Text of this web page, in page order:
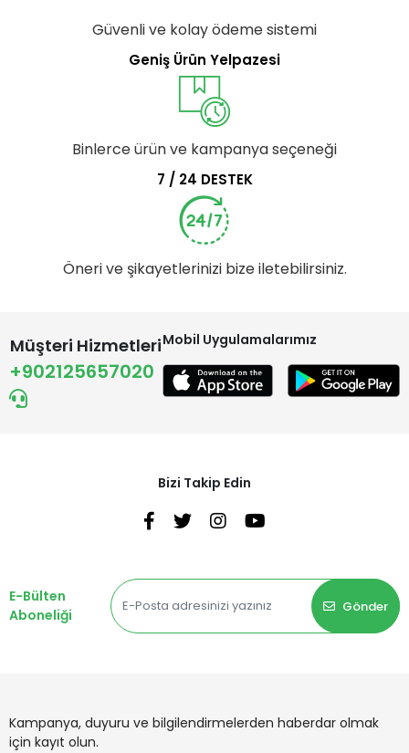
Güvenli ve kolay ödeme sistemi
Geniş Ürün Yelpazesi
Binlerce ürün ve kampanya seçeneği
7 / 24 DESTEK
Öneri ve şikayetlerinizi bize iletebilirsiniz.
Müşteri Hizmetleri
+902125657020
Mobil Uygulamalarımız
Bizi Takip Edin
E-Bülten
Aboneliği
Gönder
Kampanya, duyuru ve bilgilendirmelerden haberdar olmak
için kayıt olun.